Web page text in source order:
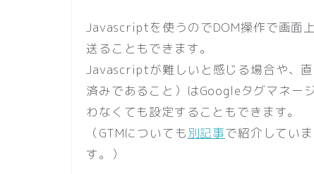
Javascriptを使うのでDOM操作で画面
送ることもできます。
Javascriptが難しいと感じる場合や、
済みであること）はGoogleタグマネー
わなくても設定することもできます。
（GTMについても 別記事で紹介してい
す。）